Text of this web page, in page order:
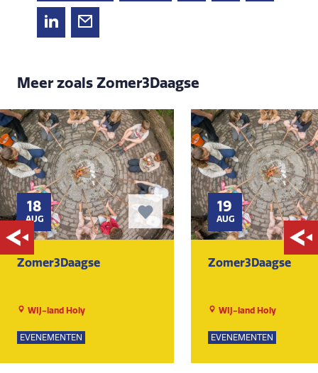
Meer zoals Zomer3Daagse
18
AUG
Zomer3Daagse
WIJ-land Holy
EVENEMENTEN
19
AUG
Zomer3Daagse
WIJ-land Holy
EVENEMENTEN